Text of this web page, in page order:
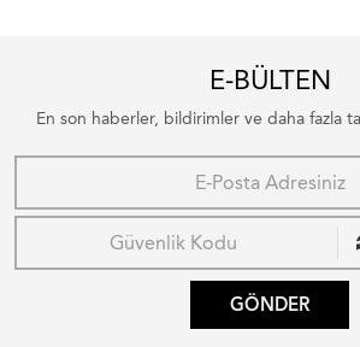
E-BÜLTEN
En son haberler, bildirimler ve daha fazla
GÖNDER